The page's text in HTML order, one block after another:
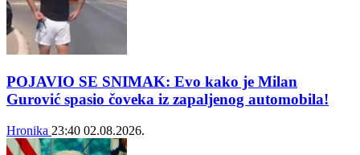
POJAVIO SE SNIMAK: Evo kako je Milan
Gurović spasio čoveka iz zapaljenog automobila!
Hronika 23:40 02.08.2026.